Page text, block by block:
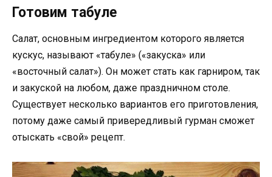
Готовим табуле
Салат, основным ингредиентом которого является
кускус, называют «табуле» («закуска» или
«восточный салат»). Он может стать как гарниром, так
и закуской на любом, даже праздничном столе.
Существует несколько вариантов его приготовления,
потому даже самый привередливый гурман сможет
отыскать «свой» рецепт.